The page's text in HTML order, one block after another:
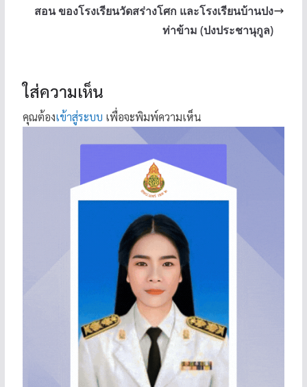
สอน ของโรงเรียนวัดสร่างโศก และโรงเรียนบ้านปง
ท่าข้าม (ปงประชานุกูล)
ใส่ความเห็น
คุณต้องเข้าสู่ระบบ เพื่อจะพิมพ์ความเห็น